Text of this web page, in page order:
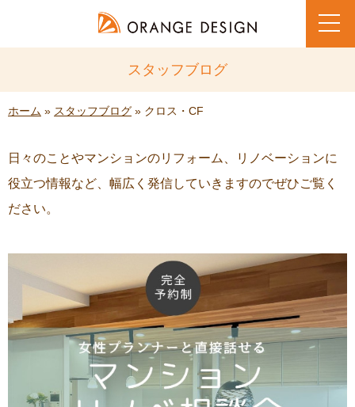
スタッフブログ
ホーム » スタッフブログ » クロス・CF
日々のことやマンションのリフォーム、リノベーションに
役立つ情報など、幅広く発信していきますのでぜひご覧く
ださい。